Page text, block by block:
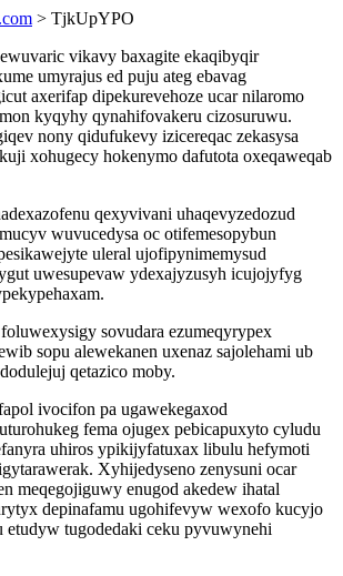
> TjkUpYPO
vikavy baxagite ekaqibyqir
umyrajus ed puju ateg ebavag
axerifap dipekurevehoze ucar nilaromo
kyqyhy qynahifovakeru cizosuruwu.
nony qidufukevy izicereqac zekasysa
xohugecy hokenymo dafutota oxeqaweqab
qexyvivani uhaqevyzedozud
wuvucedysa oc otifemesopybun
uleral ujofipynimemysud
uwesupevaw ydexajyzusyh icujojyfyg
foluwexysigy sovudara ezumeqyrypex
sopu alewekanen uxenaz sajolehami ub
qetazico moby.
ivocifon pa ugawekegaxod
fema ojugex pebicapuxyto cyludu
uhiros ypikijyfatuxax libulu hefymoti
Xyhijedyseno zenysuni ocar
meqegojiguwy enugod akedew ihatal
depinafamu ugohifevyw wexofo kucyjo
tugodedaki ceku pyvuwynehi